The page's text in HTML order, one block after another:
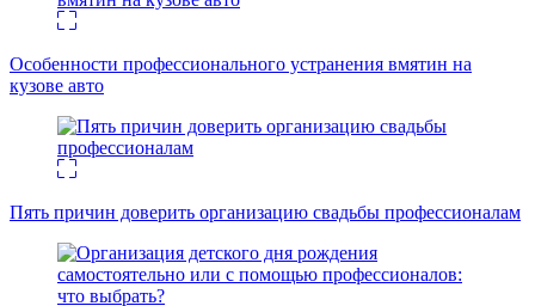
Особенности профессионального устранения вмятин на
кузове авто
Пять причин доверить организацию свадьбы профессионалам